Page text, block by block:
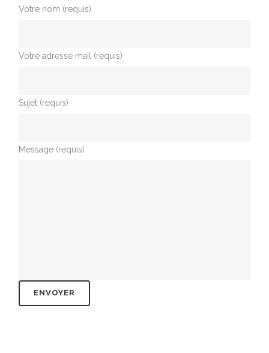
Votre nom (requis)
Votre adresse mail (requis)
Sujet (requis)
Message (requis)